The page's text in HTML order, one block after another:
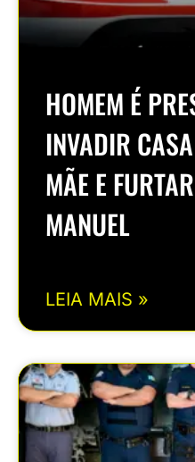
HOMEM É
INVADIR
MÃE E
MANUEL
LEIA MAIS »